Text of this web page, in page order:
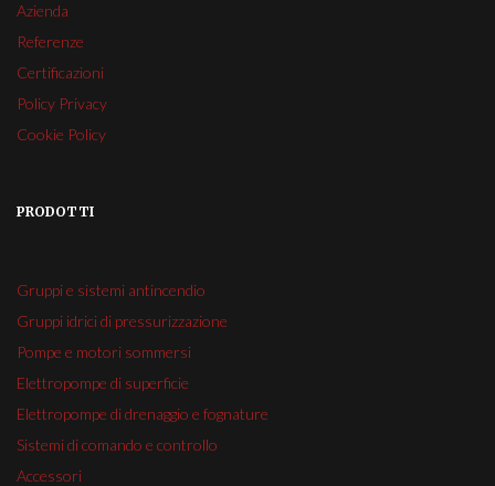
Azienda
Referenze
Certificazioni
Policy Privacy
Cookie Policy
PRODOTTI
Gruppi e sistemi antincendio
Gruppi idrici di pressurizzazione
Pompe e motori sommersi
Elettropompe di superficie
Elettropompe di drenaggio e fognature
Sistemi di comando e controllo
Accessori